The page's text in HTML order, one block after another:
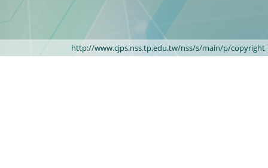
http://www.cjps.nss.tp.edu.tw/nss/s/main/p/copyright